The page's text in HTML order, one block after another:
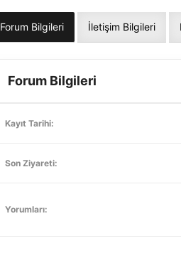
Forum Bilgileri İletişim Bilgileri
Forum Bilgileri
Kayıt Tarihi:
Son Ziyareti:
Yorumları: